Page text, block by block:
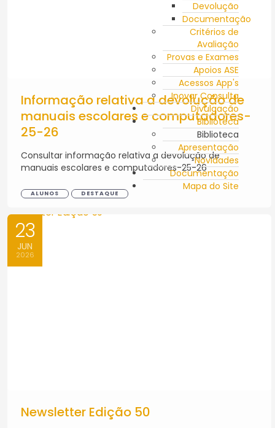
Devolução
Documentação
Critérios de
Avaliação
Provas e Exames
Apoios ASE
Acessos App's
Inovar Consulta
Divulgação
Biblioteca
Biblioteca
Apresentação
Novidades
Documentação
Mapa do Site
Informação relativa a devolução de
manuais escolares e computadores-
25-26
Consultar informação relativa a devolução de
manuais escolares e computadores-25-26
ALUNOS DESTAQUE
23
JUN
2026
Newsletter Edição 50